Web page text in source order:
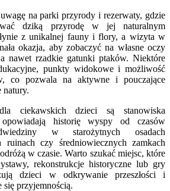
na parki przyrody i rezerwaty, gdzie
dziką przyrodę w jej naturalnym
z unikalnej fauny i flory, a wizyta w
okazja, aby zobaczyć na własne oczy
nawet rzadkie gatunki ptaków. Niektóre
punkty widokowe i możliwość
co pozwala na aktywne i pouczające
natury.
ciekawskich dzieci są stanowiska
opowiadają historię wyspy od czasów
w starożytnych osadach
ruinach czy średniowiecznych zamkach
w czasie. Warto szukać miejsc, które
rekonstrukcje historyczne lub gry
dzieci w odkrywanie przeszłości i
się przyjemnością.